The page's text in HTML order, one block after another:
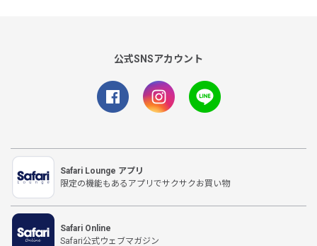
公式SNSアカウント
Safari Lounge アプリ
限定の機能もあるアプリでサクサクお買い物
Safari Online
Safari公式ウェブマガジン